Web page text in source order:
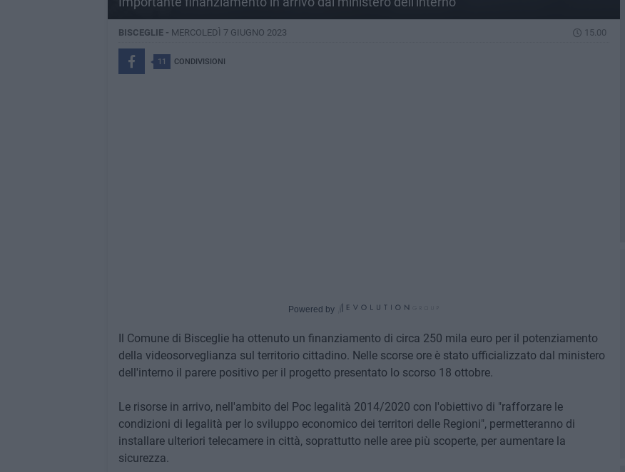
BISCEGLIE - MERCOLEDÌ 7 GIUGNO 2023 15.00
11 CONDIVISIONI
Powered by
Il Comune di Bisceglie ha ottenuto un finanziamento di circa 250 mila euro per il potenziamento
della videosorveglianza sul territorio cittadino. Nelle scorse ore è stato ufficializzato dal ministero
dell'interno il parere positivo per il progetto presentato lo scorso 18 ottobre.
Le risorse in arrivo, nell'ambito del Poc legalità 2014/2020 con l'obiettivo di "rafforzare le
condizioni di legalità per lo sviluppo economico dei territori delle Regioni", permetteranno di
installare ulteriori telecamere in città, soprattutto nelle aree più scoperte, per aumentare la
sicurezza.